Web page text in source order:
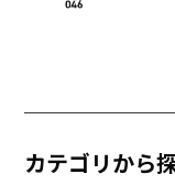
カテゴリから